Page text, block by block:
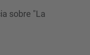
sobre "La